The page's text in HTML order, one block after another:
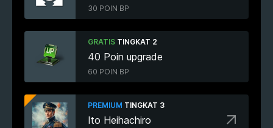
30 POIN BP
GRATIS TINGKAT 2
40 Poin upgrade
60 POIN BP
PREMIUM TINGKAT 3
Ito Heihachiro